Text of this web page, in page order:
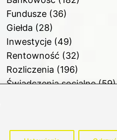
Fundusze(36)
Giełda (28)
Inwestycje(49)
Rentowność (32)
Rozliczenia (196)
Świadczenia socjalne(59)